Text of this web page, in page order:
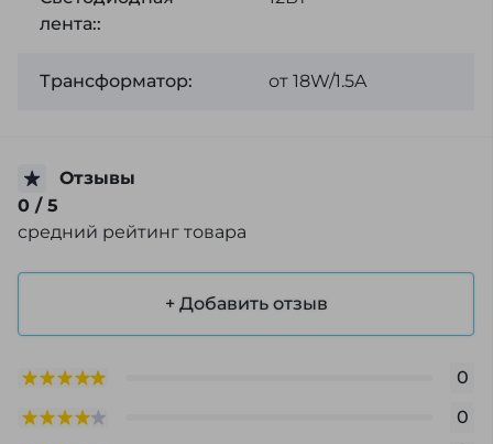
лента::
Трансформатор: от 18W/1.5A
Отзывы
0 / 5
средний рейтинг товара
+ Добавить отзыв
0
0